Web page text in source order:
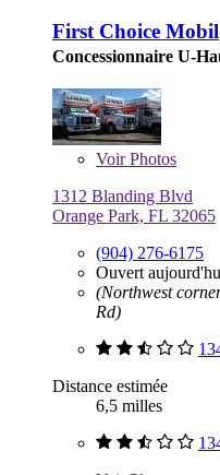
First Choice Mobil
Concessionnaire U-
VoirPhotos
1312 Blanding Blvd
Orange Park, FL 32065
(904) 276-6175
Ouvert
(Northwest
Rd)
Distance estimée
6,5 milles